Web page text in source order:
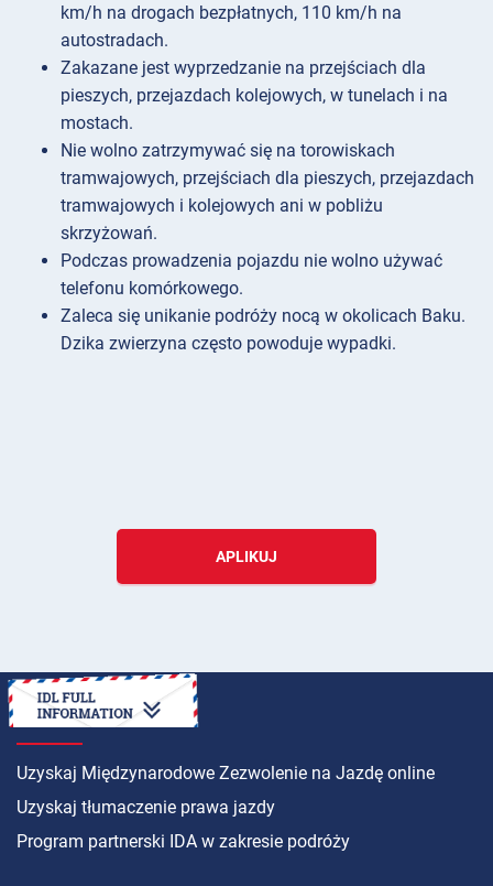
km/h na drogach bezpłatnych, 110 km/h na
autostradach.
Zakazane jest wyprzedzanie na przejściach dla
pieszych, przejazdach kolejowych, w tunelach i na
mostach.
Nie wolno zatrzymywać się na torowiskach
tramwajowych, przejściach dla pieszych, przejazdach
tramwajowych i kolejowych ani w pobliżu
skrzyżowań.
Podczas prowadzenia pojazdu nie wolno używać
telefonu komórkowego.
Zaleca się unikanie podróży nocą w okolicach Baku.
Dzika zwierzyna często powoduje wypadki.
APLIKUJ
INSTRUKCJA
Uzyskaj Międzynarodowe Zezwolenie na Jazdę online
Uzyskaj tłumaczenie prawa jazdy
Program partnerski IDA w zakresie podróży